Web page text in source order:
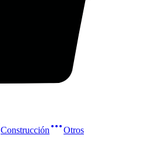
Construcción Otros